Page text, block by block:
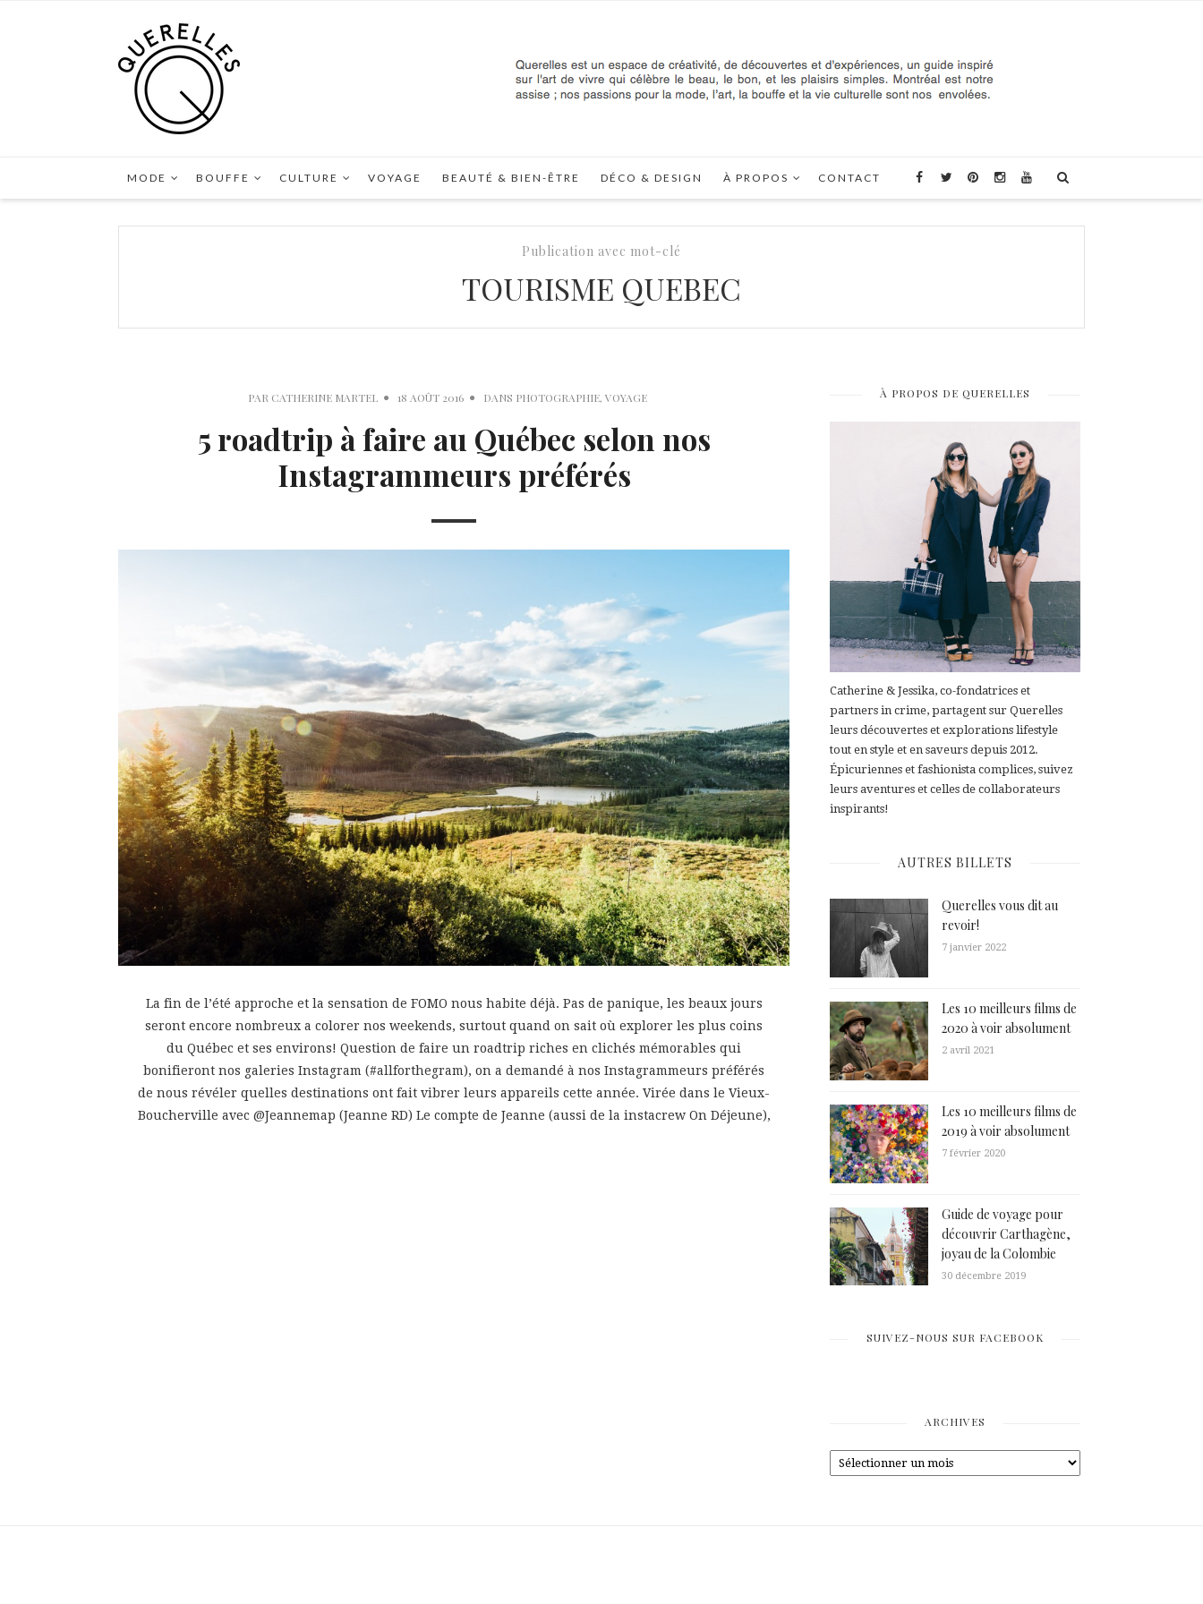
MODE BOUFFE CULTURE VOYAGE BEAUTÉ & BIEN-ÊTRE DÉCO & DESIGN À PROPOS CONTACT
Publication avec mot-clé
TOURISME QUEBEC
PAR CATHERINE MARTEL 18 AOÛT 2016 DANS PHOTOGRAPHIE, VOYAGE
5 roadtrip à faire au Québec selon nos
Instagrammeurs préférés
La fin de l’été approche et la sensation de FOMO nous habite déjà. Pas de panique, les beaux jours
seront encore nombreux a colorer nos weekends, surtout quand on sait où explorer les plus coins
du Québec et ses environs! Question de faire un roadtrip riches en clichés mémorables qui
bonifieront nos galeries Instagram (#allforthegram), on a demandé à nos Instagrammeurs préférés
de nous révéler quelles destinations ont fait vibrer leurs appareils cette année. Virée dans le Vieux-
Boucherville avec @Jeannemap (Jeanne RD) Le compte de Jeanne (aussi de la instacrew On Déjeune),
À PROPOS DE QUERELLES
Catherine & Jessika, co-fondatrices et
partners in crime, partagent sur Querelles
leurs découvertes et explorations lifestyle
tout en style et en saveurs depuis 2012.
Épicuriennes et fashionista complices, suivez
leurs aventures et celles de collaborateurs
inspirants!
AUTRES BILLETS
Querelles vous dit au
revoir!
7 janvier 2022
Les 10 meilleurs films de
2020 à voir absolument
2 avril 2021
Les 10 meilleurs films de
2019 à voir absolument
7 février 2020
Guide de voyage pour
découvrir Carthagène,
joyau de la Colombie
30 décembre 2019
SUIVEZ-NOUS SUR FACEBOOK
ARCHIVES